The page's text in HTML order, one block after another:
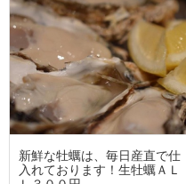
新鮮な牡蠣は、毎日産直で仕
入れております！生牡蠣ＡＬ